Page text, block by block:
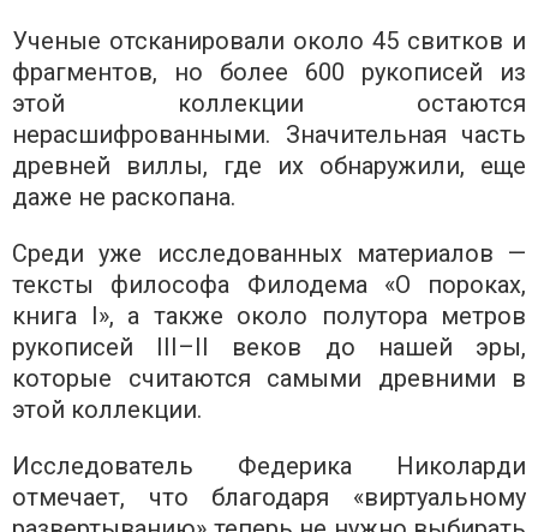
Ученые отсканировали около 45 свитков и
фрагментов, но более 600 рукописей из
этой коллекции остаются
нерасшифрованными. Значительная часть
древней виллы, где их обнаружили, еще
даже не раскопана.
Среди уже исследованных материалов —
тексты философа Филодема «О пороках,
книга I», а также около полутора метров
рукописей III–II веков до нашей эры,
которые считаются самыми древними в
этой коллекции.
Исследователь Федерика Николарди
отмечает, что благодаря «виртуальному